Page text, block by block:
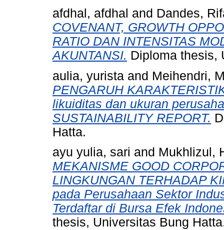
afdhal, afdhal and Dandes,
COVENANT, GROWTH
RATIO DAN INTENSITAS
AKUNTANSI. Diploma thesis,
aulia, yurista and Meihendri,
PENGARUH
likuiditas dan ukuran
SUSTAINABILITY REPORT.
Hatta.
ayu yulia, sari and Mukhlizul,
MEKANISME GOOD
LINGKUNGAN TERHADAP
pada Perusahaan Sektor
Terdaftar di Bursa Efek
thesis, Universitas Bung